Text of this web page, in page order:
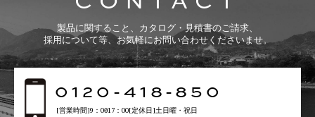
製品に関すること、カタログ・見積書のご請求、
採用について等、お気軽にお問い合わせくださいませ。
0120-418-850
[営業時間]9：00〜17：00[定休日]土日曜・祝日